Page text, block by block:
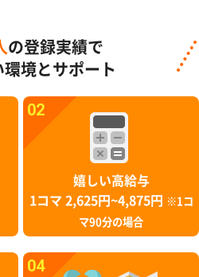
の登録実績で
境とサポート
02
嬉しい高給与
1コマ 2,625円~4,875円
※1コ
マ90分の場合
04